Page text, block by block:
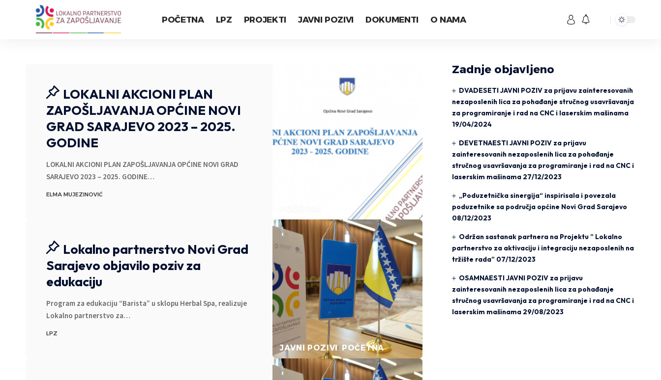
POČETNA LPZ PROJEKTI JAVNI POZIVI DOKUMENTI O NAMA
LOKALNI AKCIONI PLAN
ZAPOŠLJAVANJA OPĆINE NOVI
GRAD SARAJEVO 2023 – 2025.
GODINE
LOKALNI AKCIONI PLAN ZAPOŠLJAVANJA OPĆINE NOVI GRAD
SARAJEVO 2023 – 2025. GODINE…
ELMA MUJEZINOVIĆ
JAVNI POZIVI POČETNA
Lokalno partnerstvo Novi Grad
Sarajevo objavilo poziv za
edukaciju
Program za edukaciju “Barista” u sklopu Herbal Spa, realizuje
Lokalno partnerstvo za…
LPZ
Zadnje objavljeno
DVADESETI JAVNI POZIV za prijavu zainteresovanih
nezaposlenih lica za pohađanje stručnog usavršavanja
za programiranje i rad na CNC i laserskim mašinama
19/04/2024
DEVETNAESTI JAVNI POZIV za prijavu
zainteresovanih nezaposlenih lica za pohađanje
stručnog usavršavanja za programiranje i rad na CNC i
laserskim mašinama 27/12/2023
„Poduzetnička sinergija“ inspirisala i povezala
poduzetnike sa područja općine Novi Grad Sarajevo
08/12/2023
Održan sastanak partnera na Projektu ” Lokalno
partnerstvo za aktivaciju i integraciju nezaposlenih na
tržište rada” 07/12/2023
OSAMNAESTI JAVNI POZIV za prijavu
zainteresovanih nezaposlenih lica za pohađanje
stručnog usavršavanja za programiranje i rad na CNC i
laserskim mašinama 29/08/2023